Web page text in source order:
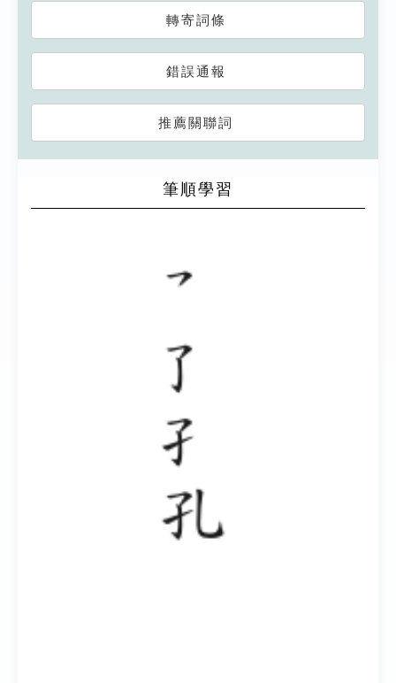
轉寄詞條
錯誤通報
推薦關聯詞
筆順學習